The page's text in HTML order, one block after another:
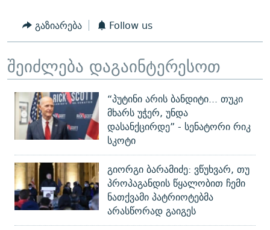
გაზიარება Follow us
შეიძლება დაგაინტერესოთ
“პუტინი არის ბანდიტი... თუკი
მხარს უჭერ, უნდა
დასანქცირდე” - სენატორი რიკ
სკოტი
გიორგი ბარამიძე: ვწუხვარ, თუ
პროპაგანდის წყალობით ჩემი
ნათქვამი პატრიოტებმა
არასწორად გაიგეს